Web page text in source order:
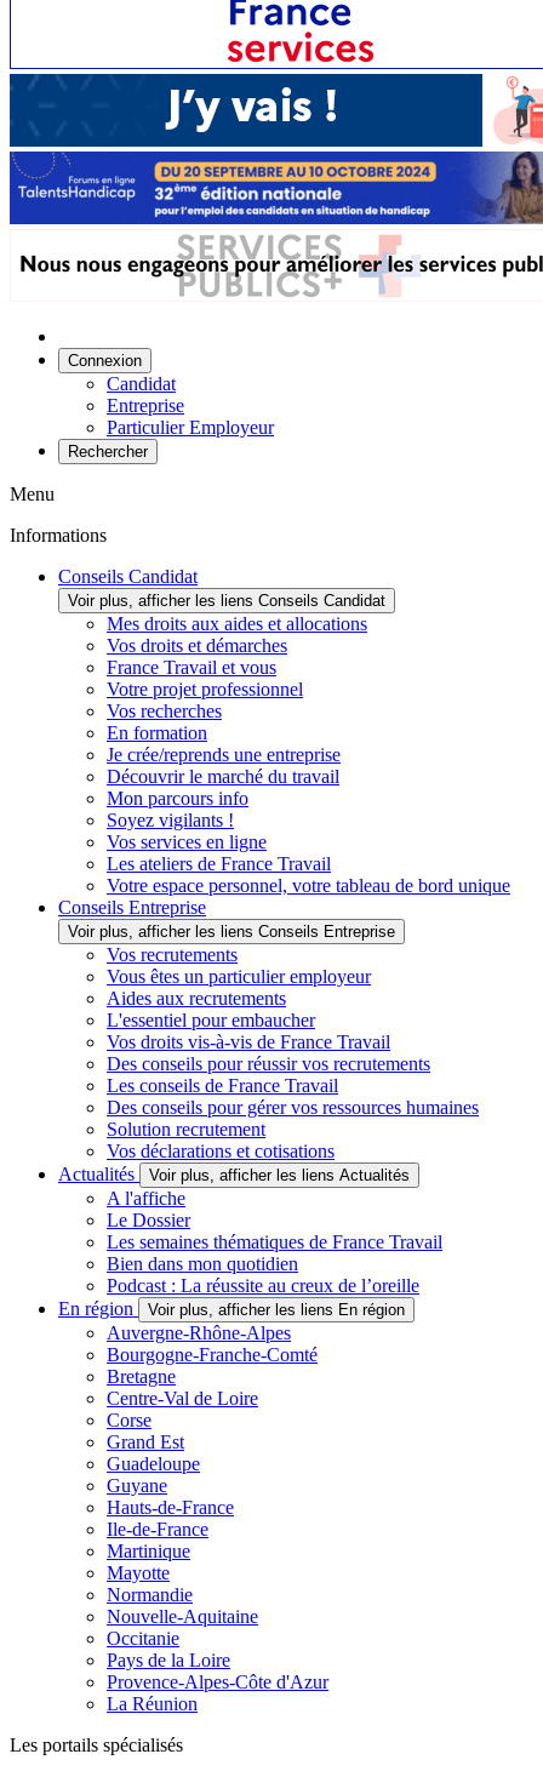
Connexion
Candidat
Entreprise
Particulier Employeur
Rechercher
Menu
Informations
Conseils Candidat
Voir plus, afficher les liens Conseils Candidat
Mes droits aux aides et allocations
Vos droits et démarches
France Travail et vous
Votre projet professionnel
Vos recherches
En formation
Je crée/reprends une entreprise
Découvrir le marché du travail
Mon parcours info
Soyez vigilants !
Vos services en ligne
Les ateliers de France Travail
Votre espace personnel, votre tableau de bord unique
Conseils Entreprise
Voir plus, afficher les liens Conseils Entreprise
Vos recrutements
Vous êtes un particulier employeur
Aides aux recrutements
L'essentiel pour embaucher
Vos droits vis-à-vis de France Travail
Des conseils pour réussir vos recrutements
Les conseils de France Travail
Des conseils pour gérer vos ressources humaines
Solution recrutement
Vos déclarations et cotisations
Actualités
Voir plus, afficher les liens Actualités
A l'affiche
Le Dossier
Les semaines thématiques de France Travail
Bien dans mon quotidien
Podcast : La réussite au creux de l’oreille
En région
Voir plus, afficher les liens En région
Auvergne-Rhône-Alpes
Bourgogne-Franche-Comté
Bretagne
Centre-Val de Loire
Corse
Grand Est
Guadeloupe
Guyane
Hauts-de-France
Ile-de-France
Martinique
Mayotte
Normandie
Nouvelle-Aquitaine
Occitanie
Pays de la Loire
Provence-Alpes-Côte d'Azur
La Réunion
Les portails spécialisés